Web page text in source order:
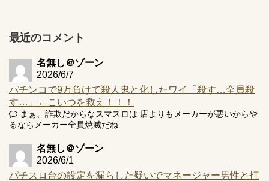
アズールレーン スロット評価はコイン持ちの悪い疑似ボ天
Powered by livedoor 相互RSS
最近のコメント
名無し＠ゾーン
2026/6/7
パチンコで9万負けて殺人鬼と化したワイ「殺す…全員殺
す…」←こいつを救え！！！
まぁ、詐欺だからなスマスロは 店よりもメーカーが悪いからや
るならメーカー全員焼滅だね
名無し＠ゾーン
2026/6/1
パチスロ台の設定を漏らした疑いでマネージャー男性と打